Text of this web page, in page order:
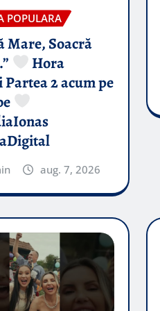
POPULARA
Mare, Soacră
Hora
2 acum pe
aug. 7, 2026